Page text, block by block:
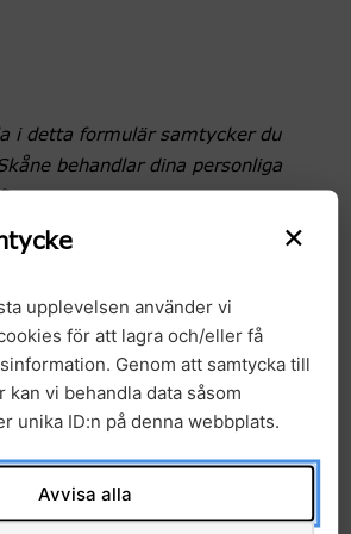
i detta formulär samtycker du
behandlar dina personliga
Supportsidor/sa-
personuppgifter/
fortsätter vi med
om precisionsmedicin och
i vården. Är du läkare
annat yrke i sjukvården och
att lära dig mer om genomik
och dess betydelse
Då hoppas vi att du kan
×
upplevelsen använder vi
för att lagra och/eller få
Genom att samtycka till
vi behandla data såsom
unika ID:n på denna webbplats.
Avvisa alla